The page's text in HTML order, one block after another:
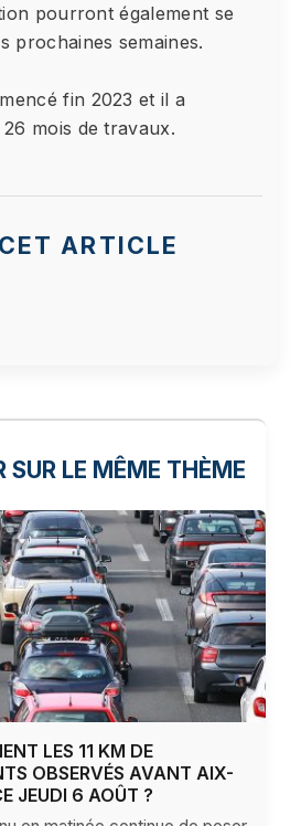
pourront également se
prochaines semaines.
fin 2023 et il a
mois de travaux.
ARTICLE
SUR LE MÊME THÈME
LES 11 KM DE
OBSERVÉS AVANT AIX-
JEUDI 6 AOÛT ?